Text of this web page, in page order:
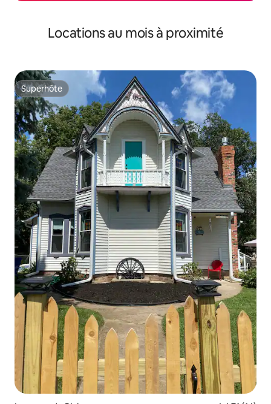
Locations au mois à proximité
Superhôte
Superhôte